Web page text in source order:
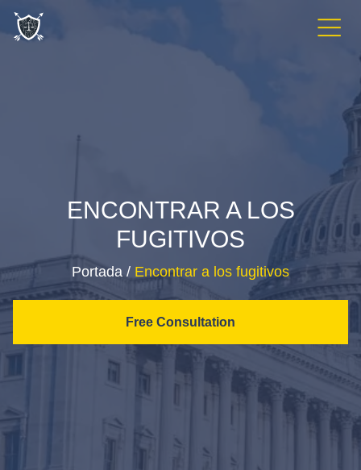
ENCONTRAR A LOS
FUGITIVOS
Portada / Encontrar a los fugitivos
Free Consultation